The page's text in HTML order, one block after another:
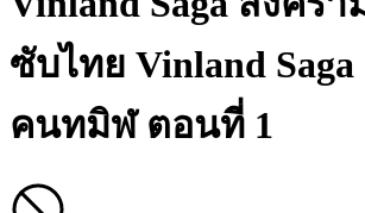
ซับไทย Vinland
คนทมิฬ ตอนที่ 1